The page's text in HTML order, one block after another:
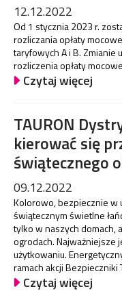
12.12.2022
Od 1 stycznia 2023 r.
rozliczania opłaty
taryfowych A i B. Zmianie
rozliczenia opłaty
Czytaj więcej
TAURON
kierować się
świątecznego
09.12.2022
Kolorowo, bezpiecznie w
świątecznym świetlne
tylko w naszych domach,
ogrodach. Najważniejsze
użytkowaniu.
ramach akcji Bezpieczniki
Czytaj więcej